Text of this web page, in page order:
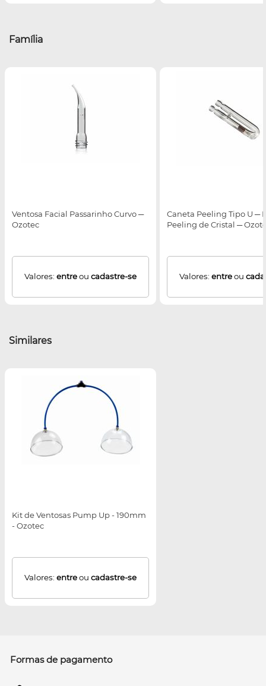
Família
Ventosa Facial Passarinho Curvo ─
Ozotec
Valores: entreou cadastre-se
Caneta Peeling Tipo U ─
Peeling de Cristal ─
Valores: entreou
Similares
Kit de Ventosas Pump Up - 190mm
- Ozotec
Valores: entreou cadastre-se
Formas de pagamento